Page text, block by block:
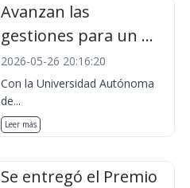
Avanzan las
gestiones para un ...
2026-05-26 20:16:20
Con la Universidad Autónoma
de...
Leer más
Se entregó el Premio